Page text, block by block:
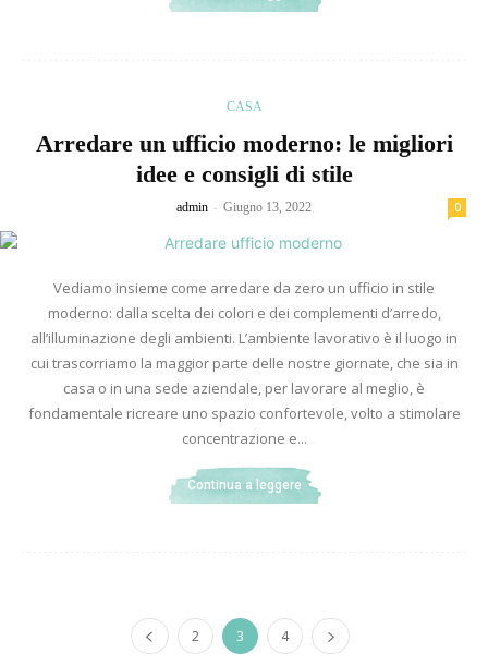
CASA
Arredare un ufficio moderno: le migliori
idee e consigli di stile
admin - Giugno 13, 2022 0
Vediamo insieme come arredare da zero un ufficio in stile
moderno: dalla scelta dei colori e dei complementi d’arredo,
all’illuminazione degli ambienti. L’ambiente lavorativo è il luogo in
cui trascorriamo la maggior parte delle nostre giornate, che sia in
casa o in una sede aziendale, per lavorare al meglio, è
fondamentale ricreare uno spazio confortevole, volto a stimolare
concentrazione e...
Continua a leggere
2 3 4